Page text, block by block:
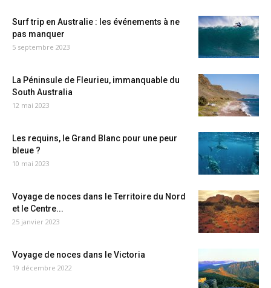
Surf trip en Australie : les événements à ne
pas manquer
5 septembre 2023
La Péninsule de Fleurieu, immanquable du
South Australia
12 mai 2023
Les requins, le Grand Blanc pour une peur
bleue ?
10 mai 2023
Voyage de noces dans le Territoire du Nord
et le Centre...
25 janvier 2023
Voyage de noces dans le Victoria
19 décembre 2022